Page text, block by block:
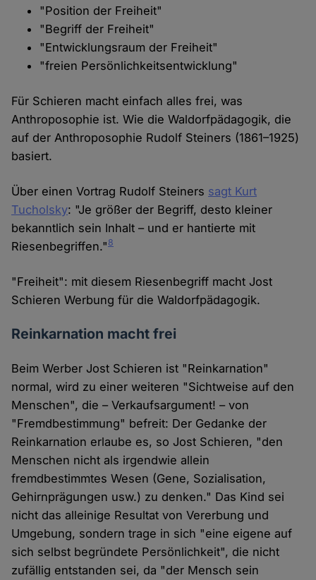
"Position der Freiheit"
"Begriff der Freiheit"
"Entwicklungsraum der Freiheit"
"freien Persönlichkeitsentwicklung"
Für Schieren macht einfach alles frei, was
Anthroposophie ist. Wie die Waldorfpädagogik, die
auf der Anthroposophie Rudolf Steiners (1861–1925)
basiert.
Über einen Vortrag Rudolf Steiners sagt Kurt
Tucholsky: "Je größer der Begriff, desto kleiner
bekanntlich sein Inhalt – und er hantierte mit
Riesenbegriffen."8
"Freiheit": mit diesem Riesenbegriff macht Jost
Schieren Werbung für die Waldorfpädagogik.
Reinkarnation macht frei
Beim Werber Jost Schieren ist "Reinkarnation"
normal, wird zu einer weiteren "Sichtweise auf den
Menschen", die – Verkaufsargument! – von
"Fremdbestimmung" befreit: Der Gedanke der
Reinkarnation erlaube es, so Jost Schieren, "den
Menschen nicht als irgendwie allein
fremdbestimmtes Wesen (Gene, Sozialisation,
Gehirnprägungen usw.) zu denken." Das Kind sei
nicht das alleinige Resultat von Vererbung und
Umgebung, sondern trage in sich "eine eigene auf
sich selbst begründete Persönlichkeit", die nicht
zufällig entstanden sei, da "der Mensch sein